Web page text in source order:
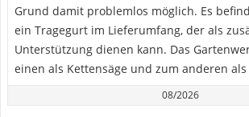
Grund damit problemlos möglich. Es
ein Tragegurt im Lieferumfang, der als
Unterstützung dienen kann. Das
einen als Kettensäge und zum anderen als
08/2026